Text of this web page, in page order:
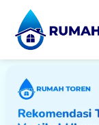
content